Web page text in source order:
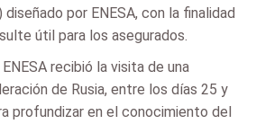
por ENESA, con la finalidad
útil para los asegurados.
recibió la visita de una
de Rusia, entre los días 25 y
profundizar en el conocimiento del